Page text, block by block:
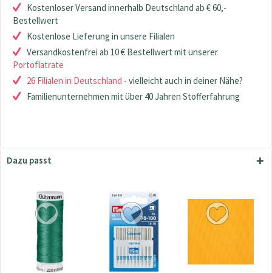
Kostenloser Versand innerhalb Deutschland ab € 60,-
Bestellwert
Kostenlose Lieferung in unsere Filialen
Versandkostenfrei ab 10 € Bestellwert mit unserer
Portoflatrate
26 Filialen in Deutschland - vielleicht auch in deiner Nähe?
Familienunternehmen mit über 40 Jahren Stofferfahrung
Dazu passt